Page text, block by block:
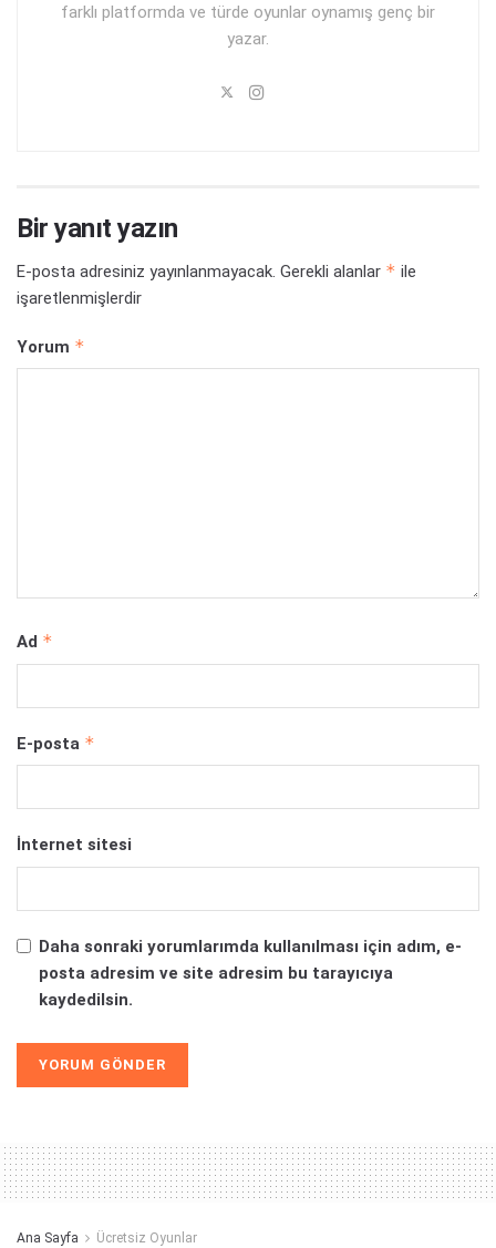
farklı platformda ve türde oyunlar oynamış genç bir
yazar.
Bir yanıt yazın
E-posta adresiniz yayınlanmayacak. Gerekli alanlar * ile
işaretlenmişlerdir
Yorum *
Ad *
E-posta *
İnternet sitesi
Daha sonraki yorumlarımda kullanılması için adım, e-
posta adresim ve site adresim bu tarayıcıya
kaydedilsin.
Ana Sayfa Ücretsiz Oyunlar